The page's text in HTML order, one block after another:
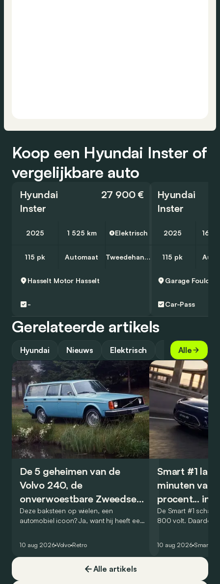
Koop een Hyundai Inster of
vergelijkbare auto
Hyundai
Inster
27 900 €
2025 1 525 km Elektrisch
115 pk Automaat Tweedehands
Hasselt Motor Hasselt
-
Hyundai
Inster
2025 16
115 pk
Garage Foulon
Car-Pass
Gerelateerde artikels
Hyundai Nieuws Elektrisch GidsAlle
De 5 geheimen van de
Volvo 240, de
onverwoestbare Zweedse
kubus
Deze baksteen op wielen, een
automobiel icoon? Ja, want hij heeft een
onverwoestbare breaks met toch een
zeker snuifje ‘chique’. In de VS werd het
een ongelooflijk succes. Zijn carrière
10 aug 2026 Volvo Retro
Smart #1
minuten van
procent... in
De Smart #1
800 volt. Daardoor
te laden.
10 aug 2026 Smart
Alle artikels